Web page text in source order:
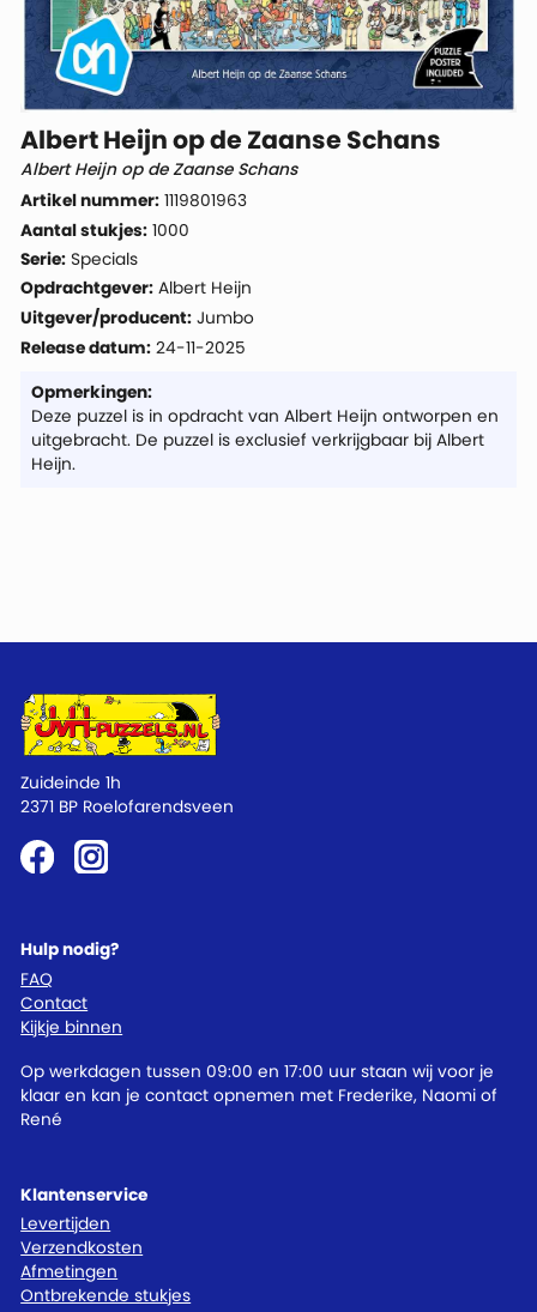
Albert Heijn op de Zaanse Schans
Albert Heijn op de Zaanse Schans
Artikel nummer: 1119801963
Aantal stukjes: 1000
Serie: Specials
Opdrachtgever: Albert Heijn
Uitgever/producent: Jumbo
Release datum: 24-11-2025
Opmerkingen:
Deze puzzel is in opdracht van Albert Heijn ontworpen en
uitgebracht. De puzzel is exclusief verkrijgbaar bij Albert
Heijn.
Klantenservice
Levertijden
Verzendkosten
Afmetingen
Ontbrekende stukjes
Hulp nodig?
FAQ
Contact
Kijkje binnen
Op werkdagen tussen 09:00 en 17:00 uur staan wij voor je
klaar en kan je contact opnemen met Frederike, Naomi of
René
Zuideinde 1h
2371 BP Roelofarendsveen